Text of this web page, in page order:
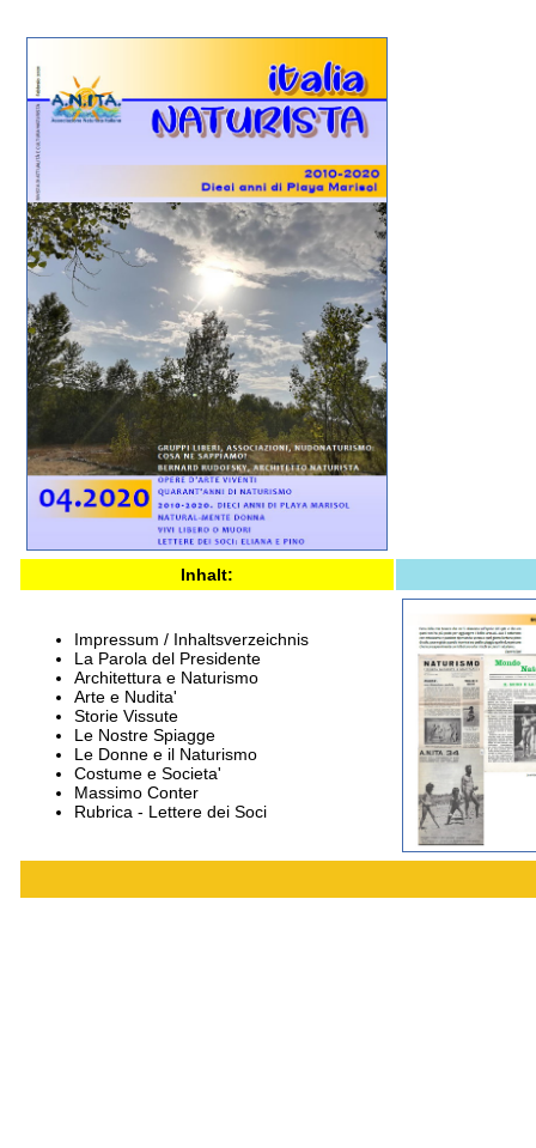
Inhalt:
Impressum / Inhaltsverzeichnis
La Parola del Presidente
Architettura e Naturismo
Arte e Nudita'
Storie Vissute
Le Nostre Spiagge
Le Donne e il Naturismo
Costume e Societa'
Massimo Conter
Rubrica - Lettere dei Soci